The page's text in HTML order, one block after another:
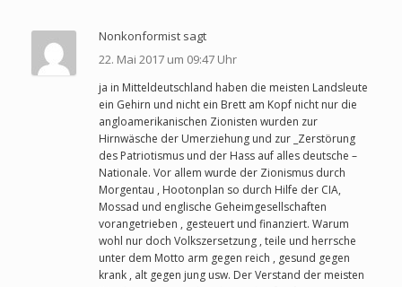
Nonkonformist sagt
22. Mai 2017 um 09:47 Uhr
ja in Mitteldeutschland haben die meisten Landsleute
ein Gehirn und nicht ein Brett am Kopf nicht nur die
angloamerikanischen Zionisten wurden zur
Hirnwäsche der Umerziehung und zur _Zerstörung
des Patriotismus und der Hass auf alles deutsche –
Nationale. Vor allem wurde der Zionismus durch
Morgentau , Hootonplan so durch Hilfe der CIA,
Mossad und englische Geheimgesellschaften
vorangetrieben , gesteuert und finanziert. Warum
wohl nur doch Volkszersetzung , teile und herrsche
unter dem Motto arm gegen reich , gesund gegen
krank , alt gegen jung usw. Der Verstand der meisten